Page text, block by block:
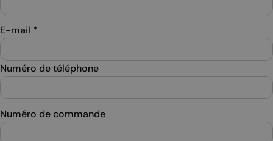
E-mail *
Numéro de téléphone
Numéro de commande